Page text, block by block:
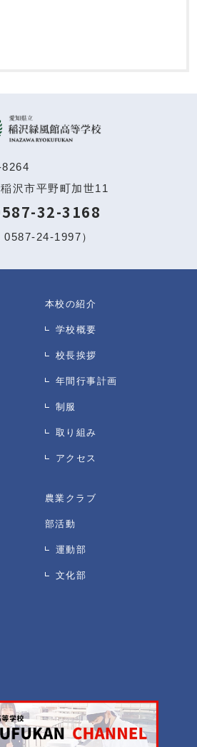
沢市平野町加世11
32-3168
0587-24-1997）
本校の紹介
学校概要
校長挨拶
年間行事計画
制服
取り組み
アクセス
農業クラブ
部活動
運動部
文化部